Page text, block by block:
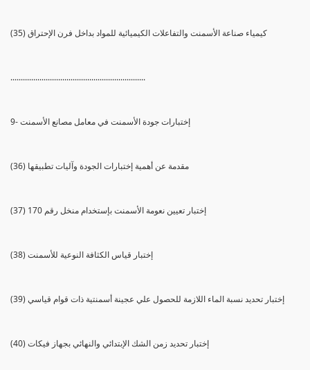
(35) كيمياء صناعة الأسمنت والتفاعلات الكيميائية للمواد بداخل فرن الإحتراق
.................................................................
9- إختبارات جودة الأسمنت في معامل مصانع الأسمنت
(36) مقدمة عن أهمية إختبارات الجودة وآليات تطبيقها
(37) إختبار تعيين نعومة الأسمنت بإستخدام منخل رقم 170
(38) إختبار قياس الكثافة النوعية للأسمنت
(39) إختبار تحديد نسبة الماء اللازمة للحصول علي عجينة أسمنتية ذات قوام قياسي
(40) إختبار تحديد زمن الشك الإبتدائي والنهائي بجهاز فيكات